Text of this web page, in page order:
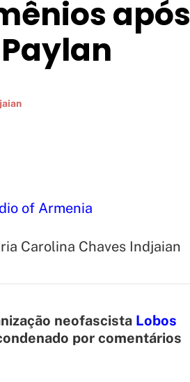
após
of Armenia
Carolina Chaves Indjaian
neofascista Lobos
por comentários